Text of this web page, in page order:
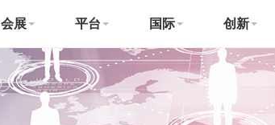
会展 平台 国际 创新